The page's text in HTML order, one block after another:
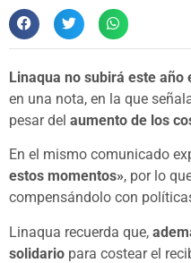
Linaqua no subirá este
en una nota, en la que
pesar del aumento de los
En el mismo comunicado
estos momentos», por lo
compensándolo con
Linaqua recuerda que,
solidario para costear el